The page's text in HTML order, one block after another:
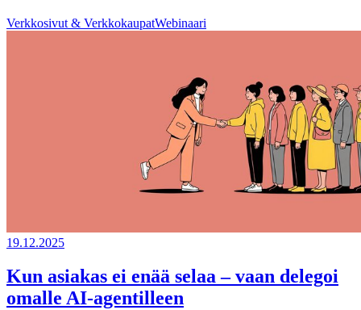
Verkkosivut & VerkkokaupatWebinaari
19.12.2025
Kun asiakas ei enää selaa – vaan delegoi
omalle AI-agentilleen